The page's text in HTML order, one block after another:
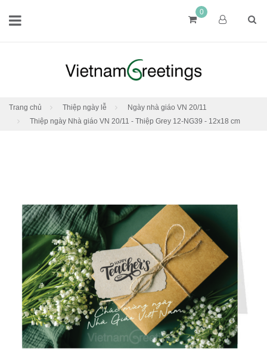
0
Trang chủ Thiệp ngày lễ
Ngày nhà giáo VN 20/11
Thiệp ngày Nhà giáo VN 20/11 - Thiệp Grey 12-NG39 - 12x18 cm